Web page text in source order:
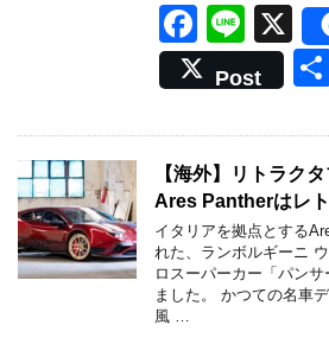
F
a
c
e
b
o
o
k
Li
n
e
X
Post
【海外】リトラク
Ares Pantherはレ
イタリアを拠点とする
れた、ランボルギーニ
ロスーパーカー「パン
ました。 かつての名車
風 …